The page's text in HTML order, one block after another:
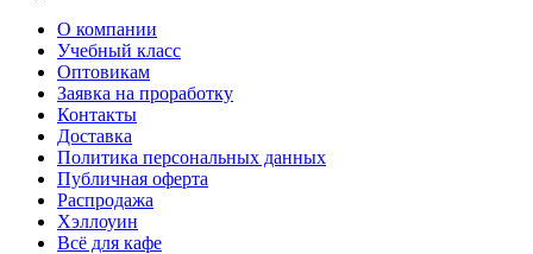
О компании
Учебный класс
Оптовикам
Заявка на проработку
Контакты
Доставка
Политика персональных данных
Публичная оферта
Распродажа
Хэллоуин
Всё для кафе